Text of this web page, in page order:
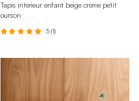
80 x 150 cm
Tapis intérieur enfant beige crème petit
ourson
5 (1)